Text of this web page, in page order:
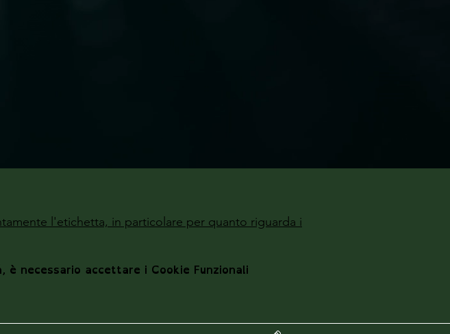
l'etichetta, in particolare per quanto riguarda i
necessario accettare i Cookie Funzionali